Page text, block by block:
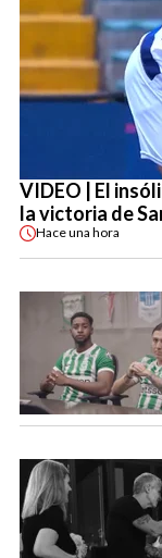
VIDEO | El
la victoria de
Haceuna hora